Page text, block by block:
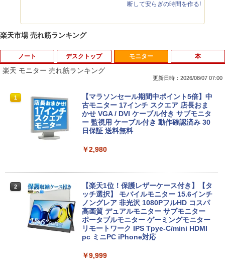
断して安らぎの時間を作る!
楽天市場 売れ筋ランキング
ノート
1
タブレットPC Microsoft Surface Pro 5/
7+ 12.3インチ メモリ 8GB SSD256GB
第7世代Core-i5 2.6GHz 2K解像度 2736
x 1824 タッチパネル Office付き/カメラ/
HDMI / Windows 11 Pro 中古タブレット
ト WIFI Bluetooth
【マラソンセール期間中ポイント5倍】中
古ノートパソコン 第11世代 Core i5 メモ
リ16GB M.2 SSD256GB 13.3インチ フ
ルHD ノングレア Webカメラ 無線LAN
Wi-Fi Bluetooth Windows11 東芝 dyna
日保証 送料無料
デスクトップ
1
ポイント10倍 中古パソコン デスクトッ
プパソコン Windows 11【Office付】
【Windows 11 Pro 64Bit搭載】DELL O
ptiplexシリーズ Core i5搭載/4G/新品SS
D 120GB/DVD-ROM/送料無料【オプショ
【エントリーでポイント100％還元のチ
ャンス】GMKtec ミニpc G3 Pro Intel C
ore i3 10110U 16GB DDR4 64GBまで増
設 512GB SSD M.2 2242 最大8TB Wind
ows11 Pro mini pc 4.1GHz WIFI6 BT5.
2 小型PC VESA対応 ミニパソコン 2画面
ップPC
モニター
楽天 モニター 売れ筋ランキング
更新日時：2026/08/07 07:00
1
【マラソンセール期間中ポイント5倍】中
古モニター 17インチ スクエア 店長おま
かせ VGA / DVI ケーブル付き サブモニタ
ー 監視用 ケーブル付き 動作確認済み 30
日保証 送料無料
￥2,980
2
【楽天1位！保護レザーケース付き】【タ
ッチ選択】 モバイルモニター 15.6インチ
ノングレア 非光沢 1080PフルHD コスパ
高画質 デュアルモニター サブモニター
ポータブルモニター ゲーミングモニター
リモートワーク IPS Tpye-C/mini HDMI
pc ミニPC iPhone対応
￥9,999
本